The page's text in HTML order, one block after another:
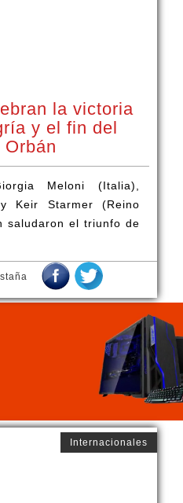
la victoria
y el fin del
Orbán
Meloni (Italia),
Keir Starmer (Reino
saludaron el triunfo de
Internacionales